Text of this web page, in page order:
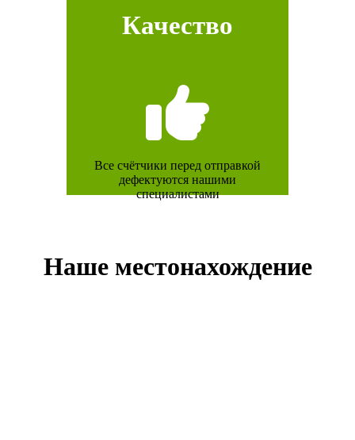
Качество
Все счётчики перед отправкой
дефектуются нашими
специалистами
Наше местонахождение